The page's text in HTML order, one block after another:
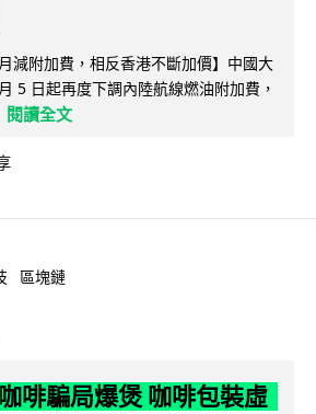
減附加費，相反香港不斷加價】中國大
5 日起再度下調內陸航線燃油附加費，
閱讀全文
區塊鏈
啡騙局爆煲 咖啡包裝虛